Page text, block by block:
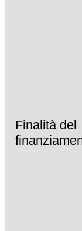
Finalità del